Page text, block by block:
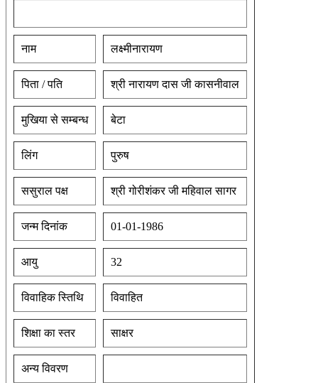
नाम लक्ष्मीनारायण
पिता / पति श्री नारायण दास जी कासनीवाल
मुखिया से सम्बन्ध बेटा
लिंग पुरुष
ससुराल पक्ष श्री गोरीशंकर जी महिवाल सागर
जन्म दिनांक 01-01-1986
आयु 32
विवाहिक स्तिथि विवाहित
शिक्षा का स्तर साक्षर
अन्य विवरण